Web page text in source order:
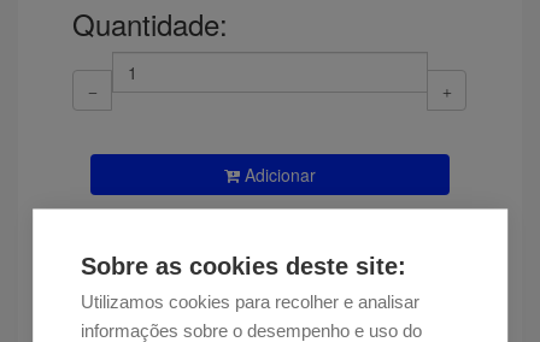
Sobre as cookies deste site:
Utilizamos cookies para recolher e analisar
informações sobre o desempenho e uso do
Quantidade:
Adicionar
Encontrou esta peça a um preço
mais baixo?